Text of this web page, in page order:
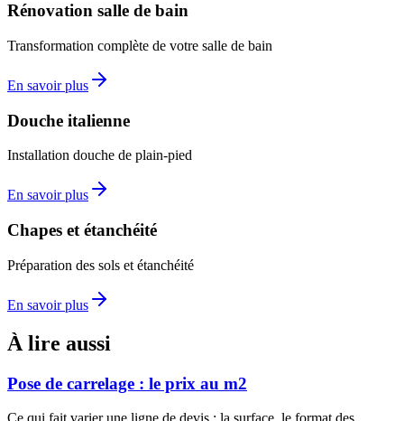
Rénovation salle de bain
Transformation complète de votre salle de bain
En savoir plus
Douche italienne
Installation douche de plain-pied
En savoir plus
Chapes et étanchéité
Préparation des sols et étanchéité
En savoir plus
À lire aussi
Pose de carrelage : le prix au m2